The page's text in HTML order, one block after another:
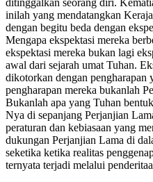
ditinggalkan seorang diri.
inilah yang mendatangkan
dengan begitu beda dengan
Mengapa ekspektasi mereka
ekspektasi mereka bukan lagi
awal dari sejarah umat Tuhan.
dikotorkan dengan
pengharapan mereka bukanlah
Bukanlah apa yang Tuhan
Nya di sepanjang Perjanjian
peraturan dan kebiasaan yang
dukungan Perjanjian Lama di
seketika ketika realitas
ternyata terjadi melalui